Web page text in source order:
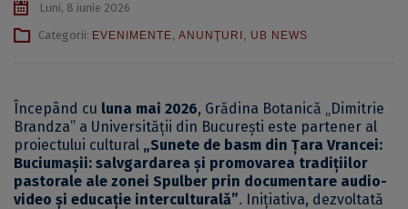
Luni, 8 iunie 2026
Categorii: EVENIMENTE, ANUNŢURI , UB NEWS
Începând cu luna mai 2026, Grădina Botanică „Dimitrie
Brandza” a Universității din București este partener al
proiectului cultural „Sunete de basm din Țara Vrancei:
Buciumașii: salvgardarea și promovarea tradițiilor
pastorale ale zonei Spulber prin documentare audio-
video și educație interculturală”. Inițiativa, dezvoltată